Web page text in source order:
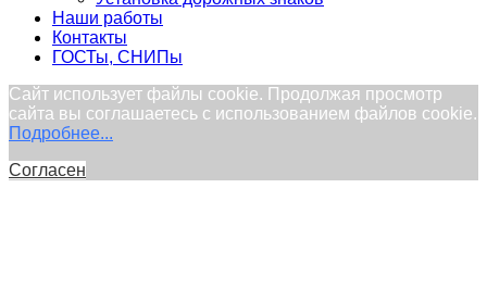
Наши работы
Контакты
ГОСТы, СНИПы
Сайт использует файлы cookie. Продолжая просмотр
сайта вы соглашаетесь с использованием файлов cookie.
Подробнее...
Согласен